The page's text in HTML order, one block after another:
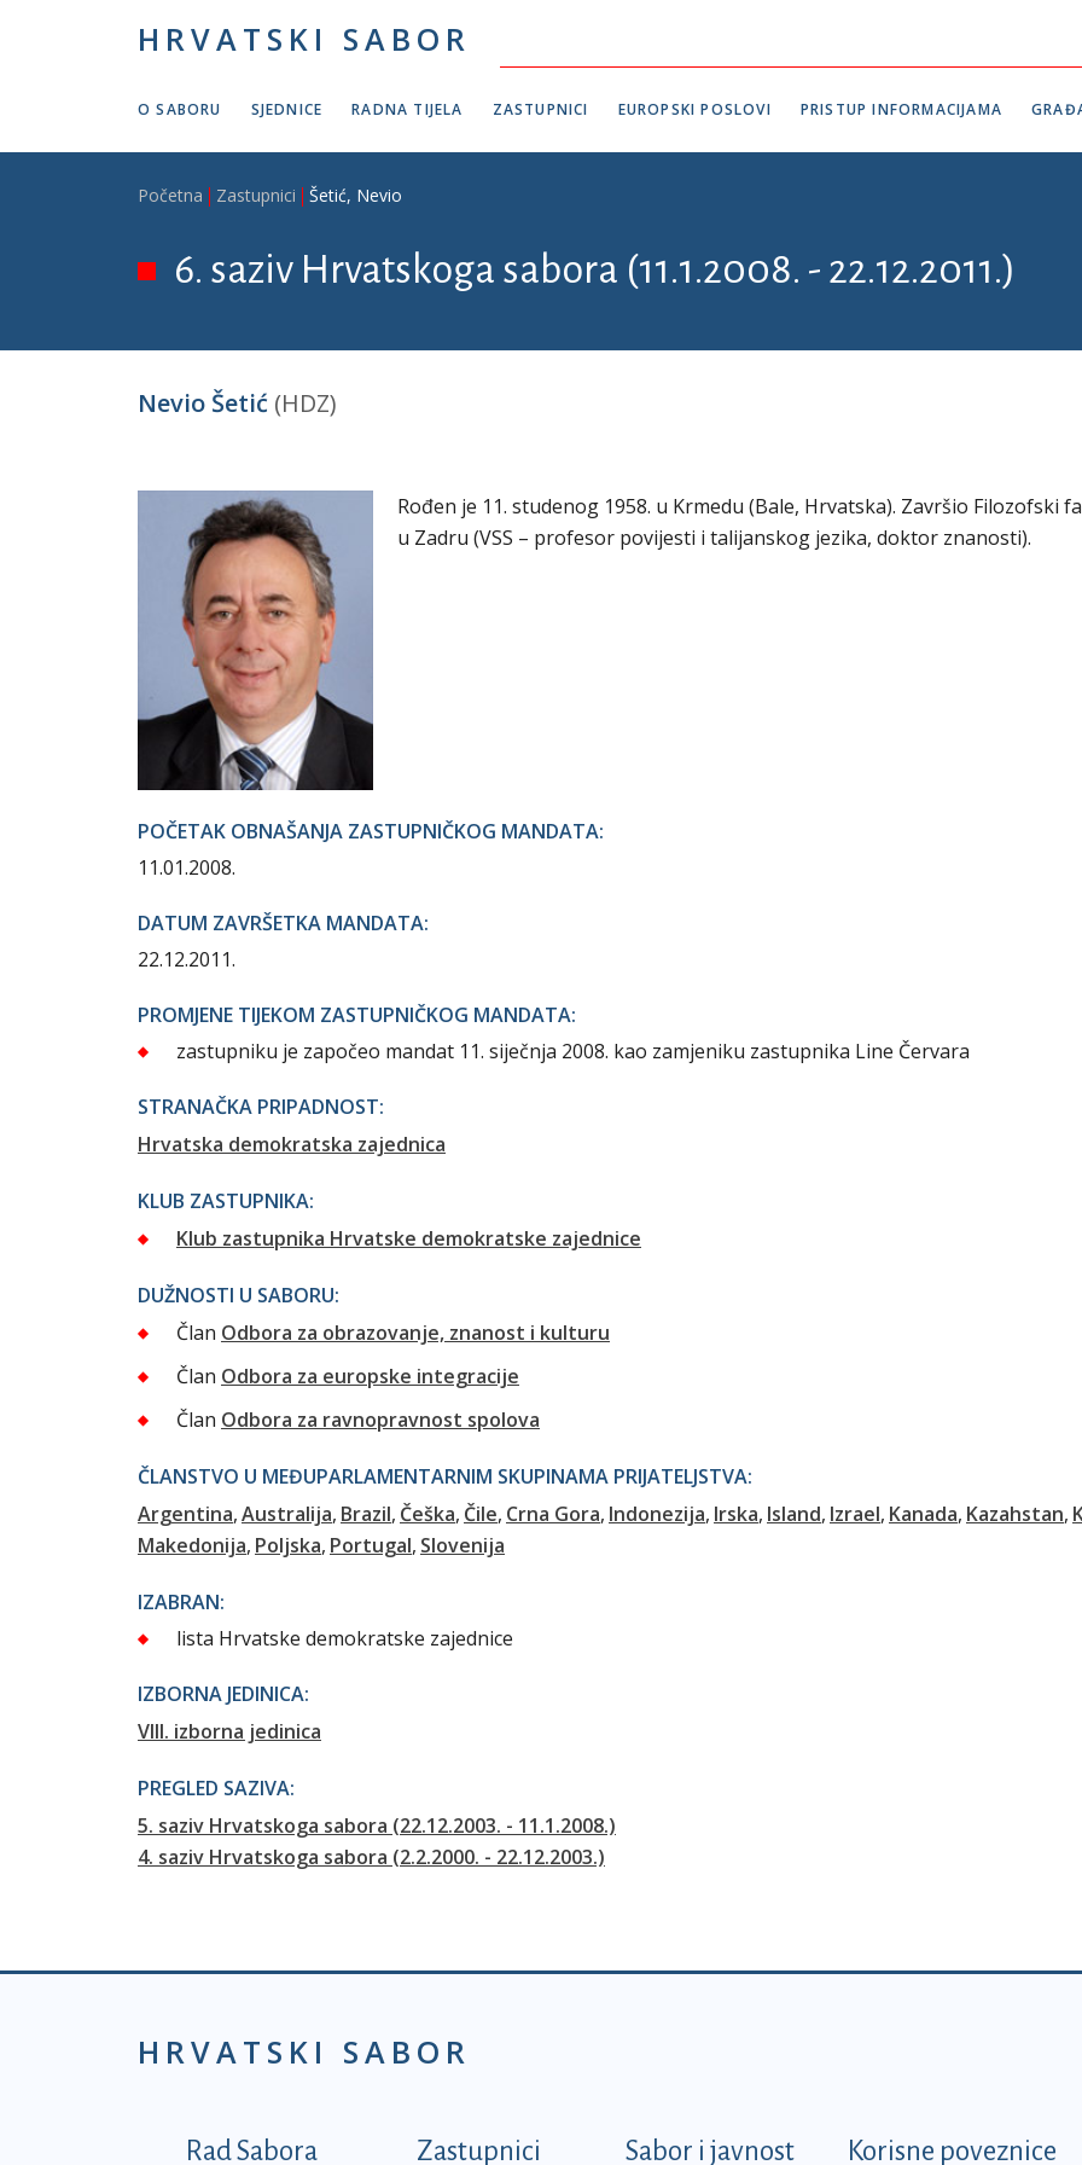
HRVATSKI SABOR
O SABORU SJEDNICE RADNA TIJELA ZASTUPNICI EUROPSKI POSLOVI PRISTUP INFORMACIJAMA
Breadcrumb
Početna Zastupnici Šetić, Nevio
6. saziv Hrvatskoga sabora (11.1.2008. - 22.12.2011.)
Nevio Šetić (HDZ)
Rođen je 11. studenog 1958. u Krmedu (Bale, Hrvatska). Završio Filozofski
u Zadru (VSS – profesor povijesti i talijanskog jezika, doktor znanosti).
POČETAK OBNAŠANJA ZASTUPNIČKOG MANDATA:
11.01.2008.
DATUM ZAVRŠETKA MANDATA:
22.12.2011.
PROMJENE TIJEKOM ZASTUPNIČKOG MANDATA:
zastupniku je započeo mandat 11. siječnja 2008. kao zamjeniku zastupnika Line Červara
STRANAČKA PRIPADNOST:
Hrvatska demokratska zajednica
KLUB ZASTUPNIKA:
Klub zastupnika Hrvatske demokratske zajednice
DUŽNOSTI U SABORU:
Član Odbora za obrazovanje, znanost i kulturu
Član Odbora za europske integracije
Član Odbora za ravnopravnost spolova
ČLANSTVO U MEĐUPARLAMENTARNIM SKUPINAMA PRIJATELJSTVA:
Argentina Australija Brazil Češka Čile Crna Gora Indonezija Irska Island Izrael Kanada Kazahstan
Makedonija Poljska Portugal Slovenija
IZABRAN:
lista Hrvatske demokratske zajednice
IZBORNA JEDINICA:
VIII. izborna jedinica
PREGLED SAZIVA:
5. saziv Hrvatskoga sabora (22.12.2003. - 11.1.2008.)
4. saziv Hrvatskoga sabora (2.2.2000. - 22.12.2003.)
HRVATSKI SABOR
Podnožje prvi izbornik
Rad Sabora Zastupnici Sabor i javnost Korisne poveznice